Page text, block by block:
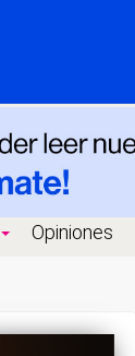
Opiniones